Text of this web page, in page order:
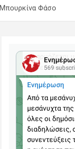
Μπουρκίνα Φάσο